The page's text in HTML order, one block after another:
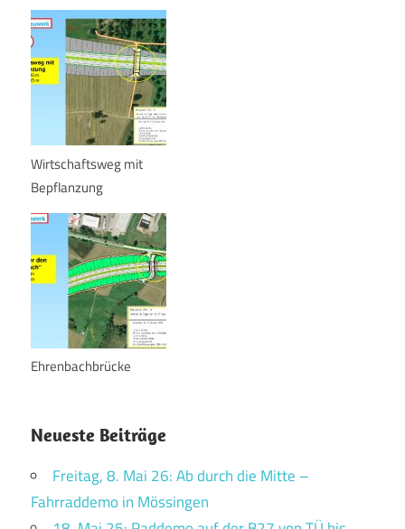
Wirtschaftsweg mit
Bepflanzung
Ehrenbachbrücke
Neueste Beiträge
Freitag, 8. Mai 26: Ab durch die Mitte –
Fahrraddemo in Mössingen